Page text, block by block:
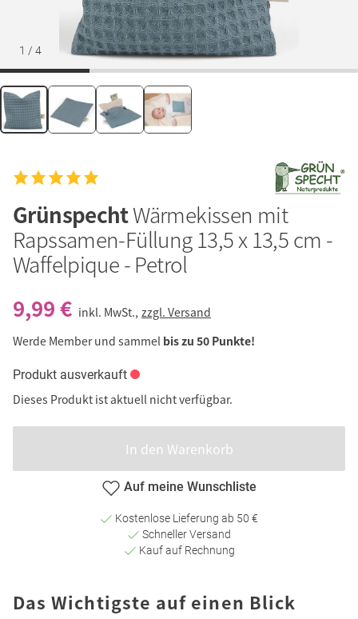
1 / 4
GrünspechtWärmekissen mit
Rapssamen-Füllung 13,5 x 13,5 cm -
Waffelpique - Petrol
9,99 € inkl. MwSt., zzgl. Versand
Werde Member und sammel bis zu 50 Punkte!
Produkt ausverkauft
Dieses Produkt ist aktuell nicht verfügbar.
In den Warenkorb
Auf meine Wunschliste
Kostenlose Lieferung ab 50 €
Schneller Versand
Kauf auf Rechnung
Das Wichtigste auf einen Blick